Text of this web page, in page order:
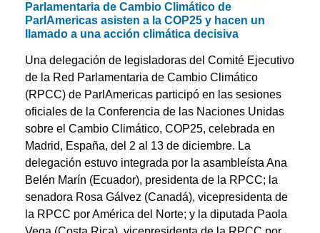
Parlamentaria de Cambio Climático de
ParlAmericas asisten a la COP25 y hacen un
llamado a una acción climática decisiva
Una delegación de legisladoras del Comité Ejecutivo
de la Red Parlamentaria de Cambio Climático
(RPCC) de ParlAmericas participó en las sesiones
oficiales de la Conferencia de las Naciones Unidas
sobre el Cambio Climático, COP25, celebrada en
Madrid, España, del 2 al 13 de diciembre. La
delegación estuvo integrada por la asambleísta Ana
Belén Marín (Ecuador), presidenta de la RPCC; la
senadora Rosa Gálvez (Canadá), vicepresidenta de
la RPCC por América del Norte; y la diputada Paola